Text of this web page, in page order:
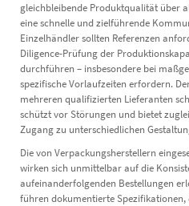
gleichbleibende Produktqualität über
eine schnelle und zielführende
Einzelhändler sollten Referenzen
Diligence-Prüfung der
durchführen – insbesondere bei
spezifische Vorlaufzeiten erfordern.
mehreren qualifizierten Lieferanten
schützt vor Störungen und bietet
Zugang zu unterschiedlichen
Die von Verpackungsherstellern
wirken sich unmittelbar auf die
aufeinanderfolgenden Bestellungen
führen dokumentierte